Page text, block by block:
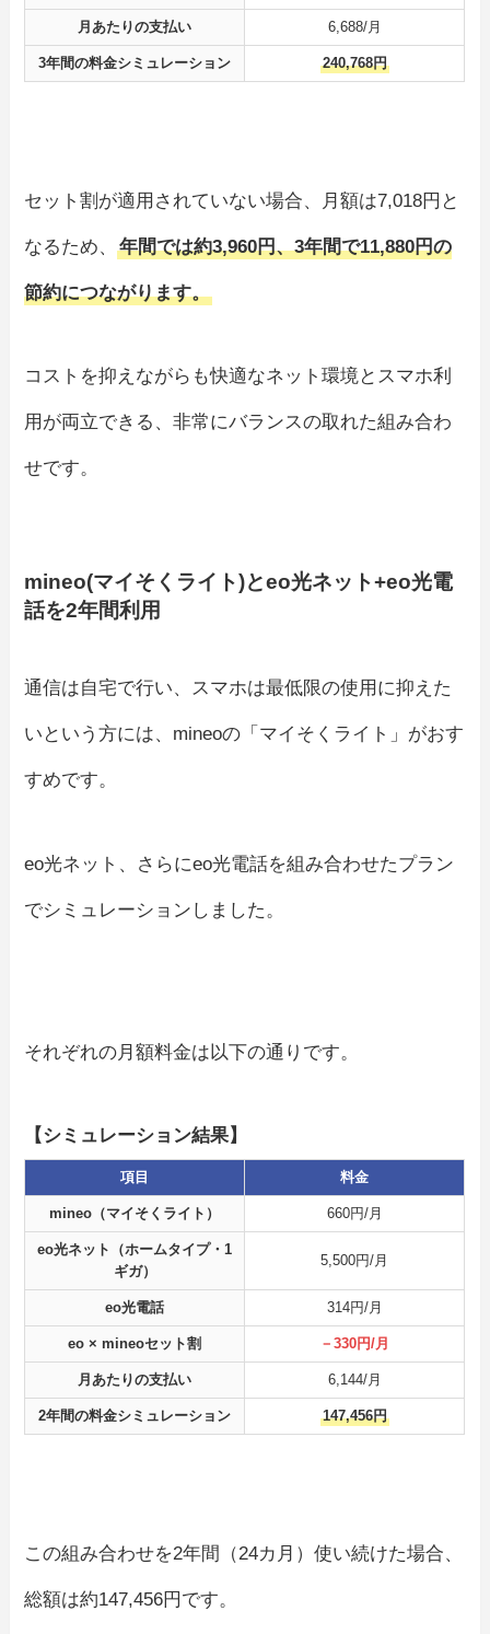
月あたりの支払い 6,688/月
3年間の料金シミュレーション 240,768円
セット割が適用されていない場合、月額は7,018円と
なるため、年間では約3,960円、3年間で11,880円の
節約につながります。
コストを抑えながらも快適なネット環境とスマホ利
用が両立できる、非常にバランスの取れた組み合わ
せです。
mineo(マイそくライト)とeo光ネット+eo光電
話を2年間利用
通信は自宅で行い、スマホは最低限の使用に抑えた
いという方には、mineoの「マイそくライト」がおす
すめです。
eo光ネット、さらにeo光電話を組み合わせたプラン
でシミュレーションしました。
それぞれの月額料金は以下の通りです。
【シミュレーション結果】
項目 料金
mineo（マイそくライト） 660円/月
eo光ネット（ホームタイプ・1
ギガ）
5,500円/月
eo光電話 314円/月
eo × mineoセット割 －330円/月
月あたりの支払い 6,144/月
2年間の料金シミュレーション 147,456円
この組み合わせを2年間（24カ月）使い続けた場合、
総額は約147,456円です。